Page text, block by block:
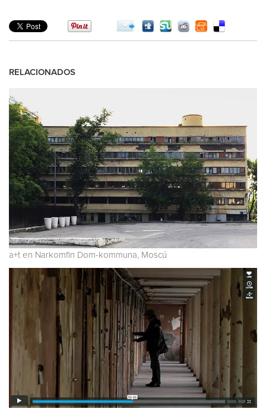
RELACIONADOS
a+t en Narkomfin Dom-kommuna, Moscú